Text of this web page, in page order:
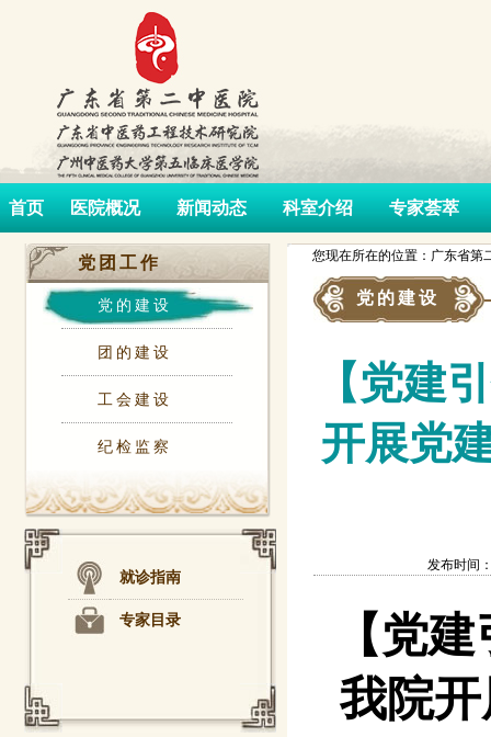
首页 医院概况 新闻动态 科室介绍 专家荟萃
党团工作
党的建设
团的建设
工会建设
纪检监察
就诊指南
专家目录
您现在所在的位置：广东省第
党的建设
【党建
开展党
发布时间
【党
我院